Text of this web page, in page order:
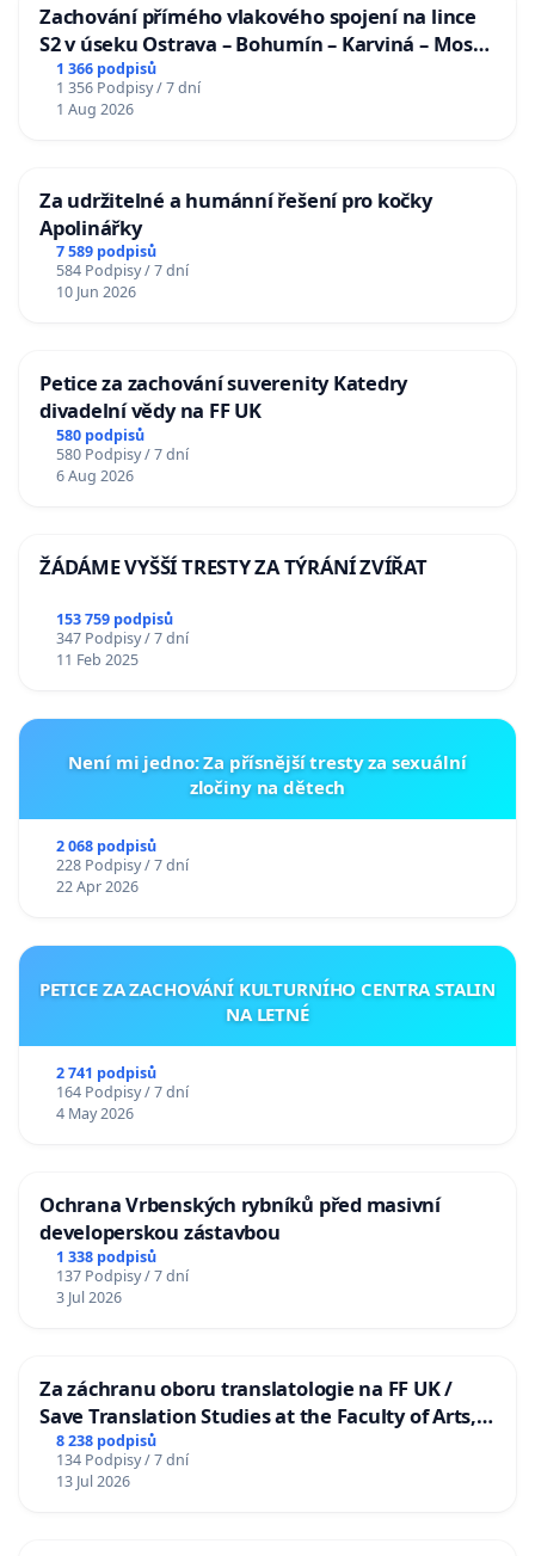
Zachování přímého vlakového spojení na lince
S2 v úseku Ostrava – Bohumín – Karviná – Mosty
u Jablunkova
1 366 podpisů
1 356 Podpisy / 7 dní
1 Aug 2026
Za udržitelné a humánní řešení pro kočky
Apolinářky
7 589 podpisů
584 Podpisy / 7 dní
10 Jun 2026
Petice za zachování suverenity Katedry
divadelní vědy na FF UK
580 podpisů
580 Podpisy / 7 dní
6 Aug 2026
ŽÁDÁME VYŠŠÍ TRESTY ZA TÝRÁNÍ ZVÍŘAT
153 759 podpisů
347 Podpisy / 7 dní
11 Feb 2025
Není mi jedno: Za přísnější tresty za sexuální
zločiny na dětech
2 068 podpisů
228 Podpisy / 7 dní
22 Apr 2026
PETICE ZA ZACHOVÁNÍ KULTURNÍHO CENTRA STALIN
NA LETNÉ
2 741 podpisů
164 Podpisy / 7 dní
4 May 2026
Ochrana Vrbenských rybníků před masivní
developerskou zástavbou
1 338 podpisů
137 Podpisy / 7 dní
3 Jul 2026
Za záchranu oboru translatologie na FF UK /
Save Translation Studies at the Faculty of Arts,
Charles University
8 238 podpisů
134 Podpisy / 7 dní
13 Jul 2026